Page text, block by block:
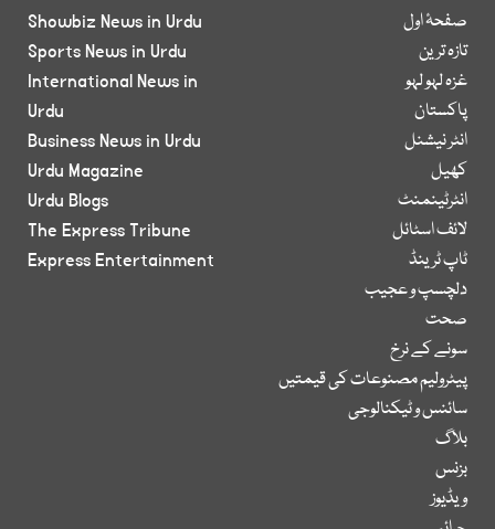
صفحۂ اول
تازہ ترین
غزہ لہو لہو
پاکستان
انٹر نیشنل
کھیل
انٹرٹینمنٹ
لائف اسٹائل
ٹاپ ٹرینڈ
دلچسپ و عجیب
صحت
سونے کے نرخ
پیٹرولیم مصنوعات کی قیمتیں
سائنس و ٹیکنالوجی
بلاگ
بزنس
ویڈیوز
Showbiz News in Urdu
Sports News in Urdu
International News in
Urdu
Business News in Urdu
Urdu Magazine
Urdu Blogs
The Express Tribune
Express Entertainment